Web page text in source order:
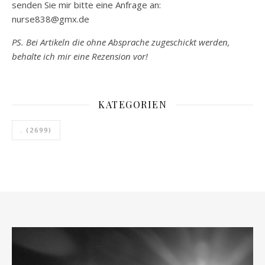
senden Sie mir bitte eine Anfrage an:
nurse838@gmx.de
PS. Bei Artikeln die ohne Absprache zugeschickt werden,
behalte ich mir eine Rezension vor!
KATEGORIEN
. (2699)